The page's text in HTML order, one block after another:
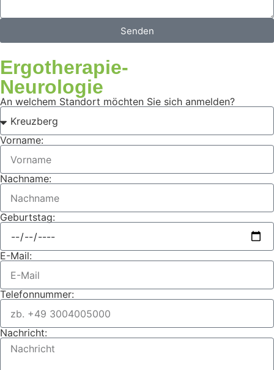
Senden
Ergotherapie-
Neurologie
An welchem Standort möchten Sie sich anmelden?
Vorname:
Nachname:
Geburtstag:
E-Mail:
Telefonnummer:
Nachricht: